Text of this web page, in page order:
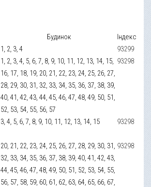
Будинок
Індекс
1, 2, 3, 4
93299
1, 2, 3, 4, 5, 6, 7, 8, 9, 10, 11, 12, 13, 14, 15,
16, 17, 18, 19, 20, 21, 22, 23, 24, 25, 26, 27,
28, 29, 30, 31, 32, 33, 34, 35, 36, 37, 38, 39,
40, 41, 42, 43, 44, 45, 46, 47, 48, 49, 50, 51,
52, 53, 54, 55, 56, 57
93298
3, 4, 5, 6, 7, 8, 9, 10, 11, 12, 13, 14, 15 93298
20, 21, 22, 23, 24, 25, 26, 27, 28, 29, 30, 31,
32, 33, 34, 35, 36, 37, 38, 39, 40, 41, 42, 43,
44, 45, 46, 47, 48, 49, 50, 51, 52, 53, 54, 55,
56, 57, 58, 59, 60, 61, 62, 63, 64, 65, 66, 67,
93298